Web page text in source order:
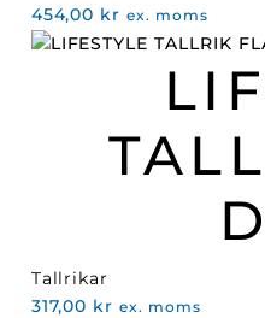
454,00 kr ex. moms
Tallrikar
317,00 kr ex. moms